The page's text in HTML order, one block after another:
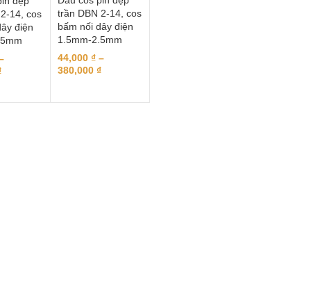
14, cos
điện
trần DBN 2-14, cos
bấm nối dây điện
1.5mm-2.5mm
44,000 ₫–
380,000 ₫